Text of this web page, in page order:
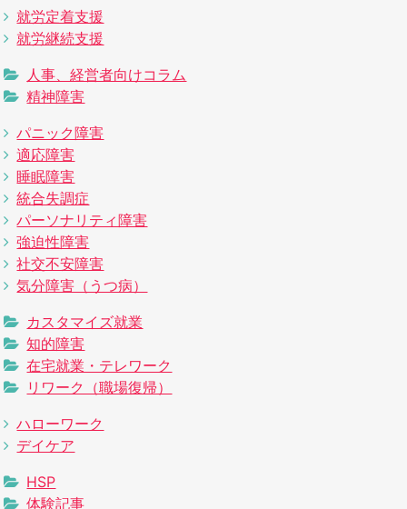
就労定着支援
就労継続支援
人事、経営者向けコラム
精神障害
パニック障害
適応障害
睡眠障害
統合失調症
パーソナリティ障害
強迫性障害
社交不安障害
気分障害（うつ病）
カスタマイズ就業
知的障害
在宅就業・テレワーク
リワーク（職場復帰）
ハローワーク
デイケア
HSP
体験記事